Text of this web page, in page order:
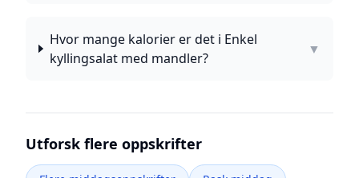
Hvor mange kalorier er det i Enkel
kyllingsalat med mandler?
▼
Utforsk flere oppskrifter